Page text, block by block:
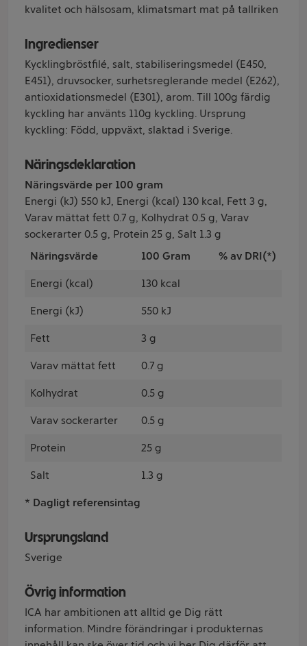
kvalitet och hälsosam, klimatsmart mat på tallriken
Ingredienser
Kycklingbröstfilé, salt, stabiliseringsmedel (E450,
E451), druvsocker, surhetsreglerande medel (E262),
antioxidationsmedel (E301), arom. Till 100g färdig
kyckling har använts 110g kyckling. Ursprung
kyckling: Född, uppväxt, slaktad i Sverige.
Näringsdeklaration
Näringsvärde per 100 gram
Energi (kJ) 550 kJ, Energi (kcal) 130 kcal, Fett 3 g,
Varav mättat fett 0.7 g, Kolhydrat 0.5 g, Varav
sockerarter 0.5 g, Protein 25 g, Salt 1.3 g
Näringsvärde
100 Gram % av DRI(*)
Energi (kcal) 130 kcal
Energi (kJ) 550 kJ
Fett 3 g
Varav mättat fett 0.7 g
Kolhydrat 0.5 g
Varav sockerarter 0.5 g
Protein 25 g
Salt 1.3 g
* Dagligt referensintag
Ursprungsland
Sverige
Övrig information
ICA har ambitionen att alltid ge Dig rätt
information. Mindre förändringar i produkternas